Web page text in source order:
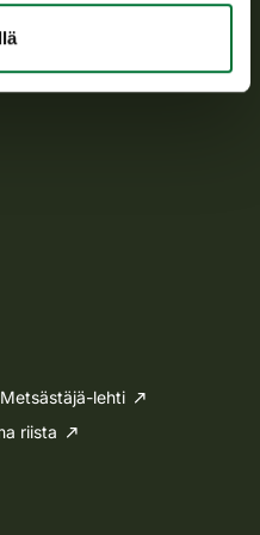
Metsästäjä-lehti
riista